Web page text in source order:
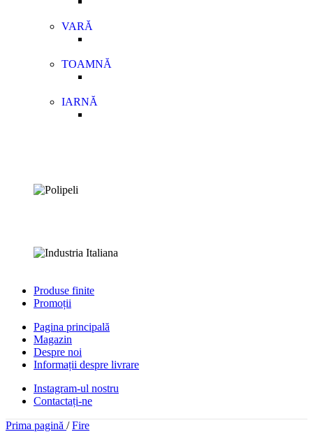
VARĂ
TOAMNĂ
IARNĂ
Produse finite
Promoții
Pagina principală
Magazin
Despre noi
Informații despre livrare
Instagram-ul nostru
Contactați-ne
Prima pagină / Fire